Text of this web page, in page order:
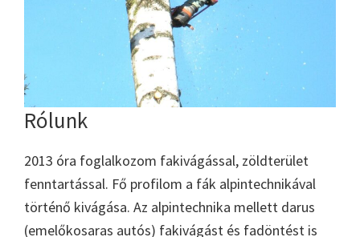
Rólunk
2013 óra foglalkozom fakivágással, zöldterület
fenntartással. Fő profilom a fák alpintechnikával
történő kivágása. Az alpintechnika mellett darus
(emelőkosaras autós) fakivágást és fadöntést is